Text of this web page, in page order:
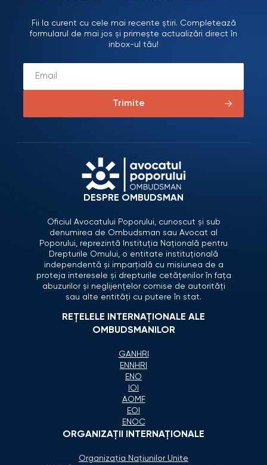
Fii la curent cu cele mai recente știri. Completează
formularul de mai jos și primește actualizări direct în
inbox-ul tău!
Trimite
DESPRE OMBUDSMAN
Oficiul Avocatului Poporului, cunoscut și sub
denumirea de Ombudsman sau Avocat al
Poporului, reprezintă Instituția Națională pentru
Drepturile Omului, o entitate instituțională
independentă și imparțială cu misiunea de a
proteja interesele și drepturile cetățenilor în fața
abuzurilor și neglijențelor comise de autorități
sau alte entități cu putere în stat.
REȚELELE INTERNAȚIONALE ALE
OMBUDSMANILOR
GANHRI
ENNHRI
ENO
IOI
AOMF
EOI
ENOC
ORGANIZAŢII INTERNAŢIONALE
Organizaţia Naţiunilor Unite